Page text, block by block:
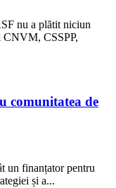
nu a plătit niciun
CNVM, CSSPP,
comunitatea de
un finanțator pentru
și a...